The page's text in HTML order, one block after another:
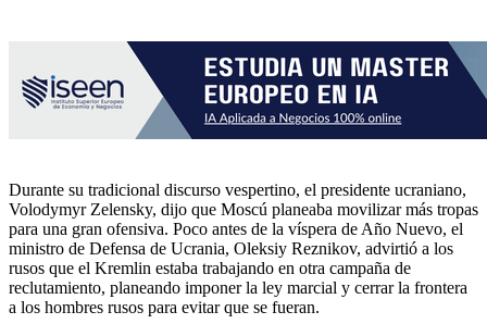
Durante su tradicional discurso vespertino, el presidente ucraniano,
Volodymyr Zelensky, dijo que Moscú planeaba movilizar más tropas
para una gran ofensiva. Poco antes de la víspera de Año Nuevo, el
ministro de Defensa de Ucrania, Oleksiy Reznikov, advirtió a los
rusos que el Kremlin estaba trabajando en otra campaña de
reclutamiento, planeando imponer la ley marcial y cerrar la frontera
a los hombres rusos para evitar que se fueran.